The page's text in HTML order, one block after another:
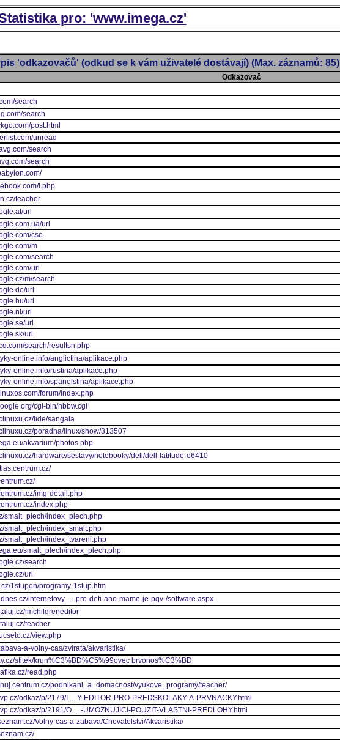
pro: 'www.imega.cz'
'odkazovačů' (odkud se k vám uživatelé dostávají) (Max. záznamů: 85)
Odkazovač
search
search
post.html
unread
search
search
l.php
teacher
url
url
cse
m
search
url
m/search
url
url
url
url
url
search/resultsn.php
online.info/anglictina/aplikace.php
online.info/rustina/aplikace.php
online.info/spanelstina/aplikace.php
forum/index.php
cgi-bin/nbbw.cgi
lide/sangala
poradna/linux/show/313507
akvarium/photos.php
hardware/sestavy/notebooky/dell/dell-latitude-e6410
img-detail.php
index.php
smalt_plech/index_plech.php
smalt_plech/index_smalt.php
smalt_plech/index_tvareni.php
smalt_plech/index_plech.php
search
url
1stupen/programy-1stup.htm
internetovy.....-pro-deti-ano-mame-je-pqv-/software.aspx
imchildreneditor
teacher
view.php
a-volny-cas/zvirata/akvaristika/
stitek/krun%C3%BD%C5%99ovec brvonos%C3%BD
read.php
podnikani_a_domacnost/vyukove_programy/teacher/
odkaz/p/2179/I.....Y-EDITOR-PRO-PREDSKOLAKY-A-PRVNACKY.html
odkaz/p/2191/O.....-UMOZNUJICI-POUZIT-VLASTNI-PREDLOHY.html
Volny-cas-a-zabava/Chovatelstvi/Akvaristika/